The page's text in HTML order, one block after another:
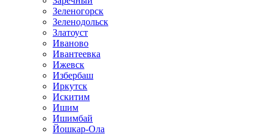
Зеленогорск
Зеленодольск
Златоуст
Иваново
Ивантеевка
Ижевск
Избербаш
Иркутск
Искитим
Ишим
Ишимбай
Йошкар-Ола